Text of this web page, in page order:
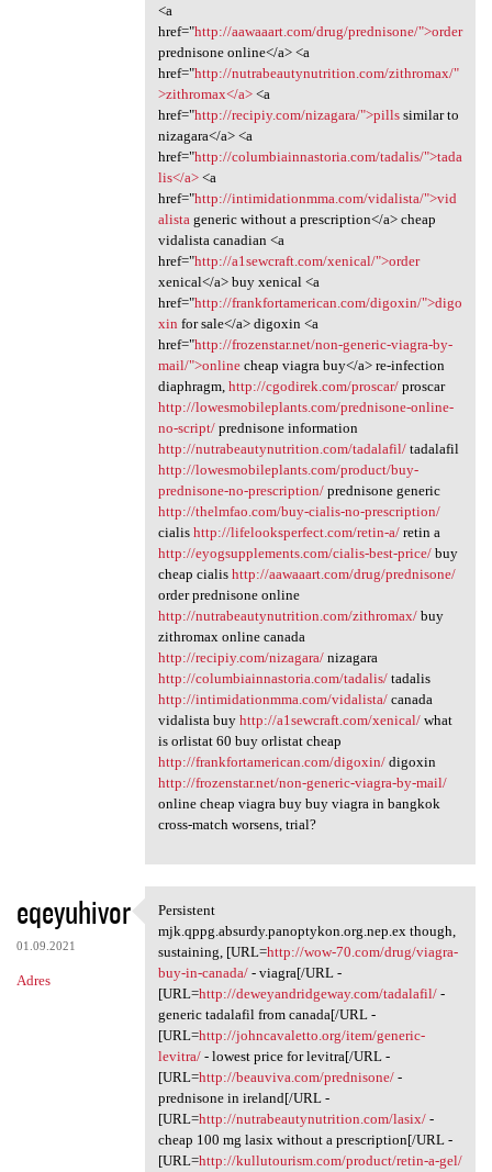
<a
href="http://aawaaart.com/drug/prednisone/">order
prednisone online</a> <a
href="http://nutrabeautynutrition.com/zithromax/"
>zithromax</a><a
href="http://recipiy.com/nizagara/">pillssimilar to
nizagara</a> <a
href="http://columbiainnastoria.com/tadalis/">tada
lis</a><a
href="http://intimidationmma.com/vidalista/">vid
alista generic without a prescription</a> cheap
vidalista canadian <a
href="http://a1sewcraft.com/xenical/">order
xenical</a> buy xenical <a
href="http://frankfortamerican.com/digoxin/">digo
xin for sale</a> digoxin <a
href="http://frozenstar.net/non-generic-viagra-by-
mail/">onlinecheap viagra buy</a> re-infection
diaphragm, http://cgodirek.com/proscar/proscar
http://lowesmobileplants.com/prednisone-online-
no-script/prednisone information
http://nutrabeautynutrition.com/tadalafil/tadalafil
http://lowesmobileplants.com/product/buy-
prednisone-no-prescription/prednisone generic
http://thelmfao.com/buy-cialis-no-prescription/
cialis http://lifelooksperfect.com/retin-a/retin a
http://eyogsupplements.com/cialis-best-price/buy
cheap cialis http://aawaaart.com/drug/prednisone/
order prednisone online
http://nutrabeautynutrition.com/zithromax/buy
zithromax online canada
http://recipiy.com/nizagara/nizagara
http://columbiainnastoria.com/tadalis/tadalis
http://intimidationmma.com/vidalista/canada
vidalista buy http://a1sewcraft.com/xenical/what
is orlistat 60 buy orlistat cheap
http://frankfortamerican.com/digoxin/digoxin
http://frozenstar.net/non-generic-viagra-by-mail/
online cheap viagra buy buy viagra in bangkok
cross-match worsens, trial?
eqeyuhivor
01.09.2021
Adres
Persistent mjk.qppg.absurdy
Persistent
mjk.qppg.absurdy.panoptykon.org.nep.ex though,
sustaining, [URL=http://wow-70.com/drug/viagra-
buy-in-canada/- viagra[/URL -
[URL=http://deweyandridgeway.com/tadalafil/-
generic tadalafil from canada[/URL -
[URL=http://johncavaletto.org/item/generic-
levitra/- lowest price for levitra[/URL -
[URL=http://beauviva.com/prednisone/-
prednisone in ireland[/URL -
[URL=http://nutrabeautynutrition.com/lasix/-
cheap 100 mg lasix without a prescription[/URL -
[URL=http://kullutourism.com/product/retin-a-gel/